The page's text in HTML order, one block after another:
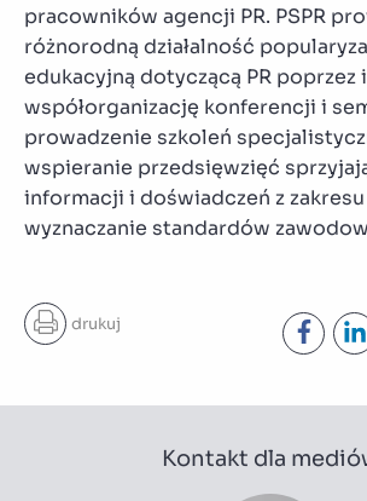
pracowników agencji PR. PSPR
różnorodną działalność
edukacyjną dotyczącą PR poprzez
współorganizację konferencji i
prowadzenie szkoleń
wspieranie przedsięwzięć
informacji i doświadczeń z zakresu
wyznaczanie standardów
drukuj
Kontakt dla